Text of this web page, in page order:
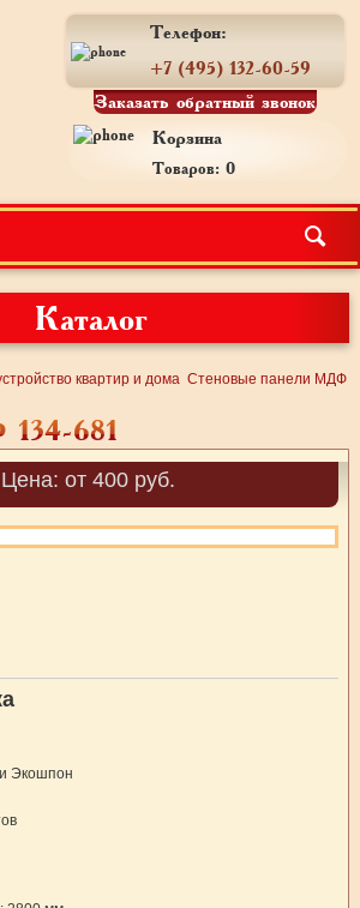
Телефон:
+7 (495) 132-60-59
Заказать обратный звонок
Корзина
Товаров: 0
Каталог
квартир и дома Стеновые панели МДФ
681
Цена: от 400 руб.
Экошпон